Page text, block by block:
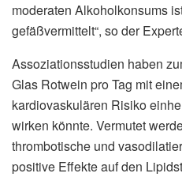
moderaten Alkoholkonsums
gefäßvermittelt“, so der
Assoziationsstudien haben
Glas Rotwein pro Tag mit
kardiovaskulären Risiko
wirken könnte. Vermutet
thrombotische und
positive Effekte auf den